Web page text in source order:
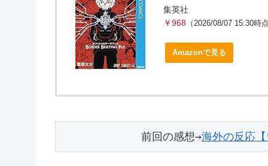
集英社
￥968 （2026/08/07 15:30時
Amazonで見る
前回の感想→海外の反応